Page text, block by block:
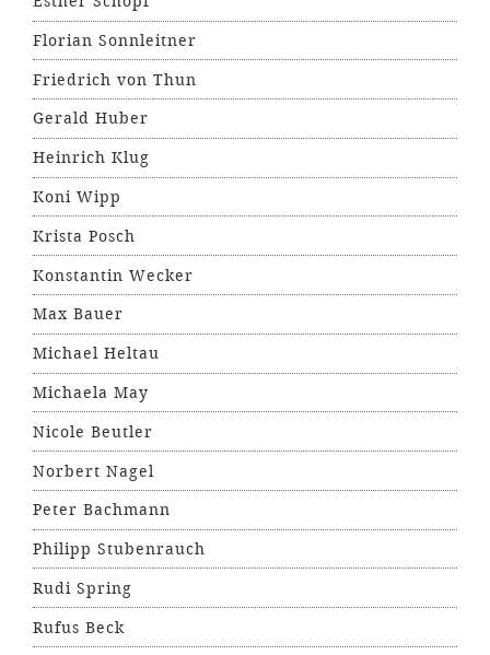
Florian Sonnleitner
Friedrich von Thun
Gerald Huber
Heinrich Klug
Koni Wipp
Krista Posch
Konstantin Wecker
Max Bauer
Michael Heltau
Michaela May
Nicole Beutler
Norbert Nagel
Peter Bachmann
Philipp Stubenrauch
Rudi Spring
Rufus Beck